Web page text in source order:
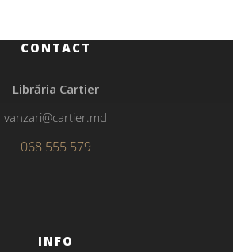
CONTACT
Librăria Cartier
vanzari@cartier.md
068 555 579
INFO